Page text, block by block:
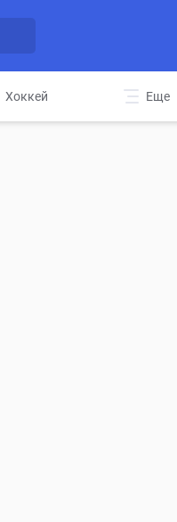
Хоккей Еще